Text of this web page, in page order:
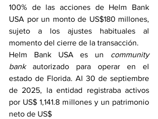
100% de las acciones de Helm Bank
USA por un monto de US$180 millones,
sujeto a los ajustes habituales al
momento del cierre de la transacción.
Helm Bank USA es un community
bank autorizado para operar en el
estado de Florida. Al 30 de septiembre
de 2025, la entidad registraba activos
por US$ 1,141.8 millones y un patrimonio
neto de US$